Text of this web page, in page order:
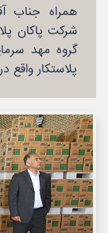
همراه جناب
شركت پاكان
گروه مهد
پلاستكار